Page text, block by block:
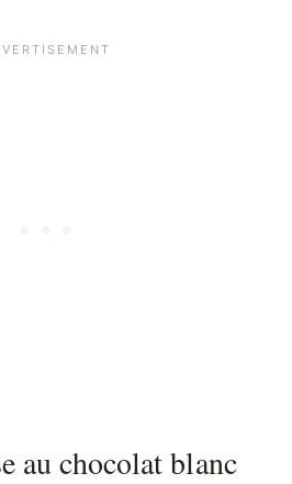
au chocolat blanc